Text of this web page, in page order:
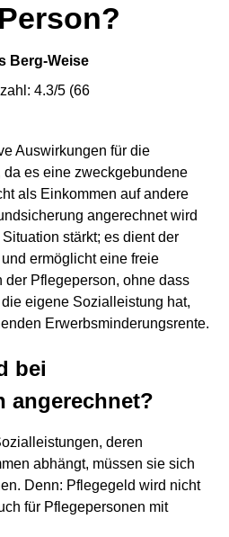
Berg-Weise
4.3/5 (66
Auswirkungen für die
es eine zweckgebundene
als Einkommen auf andere
angerechnet wird
stärkt; es dient der
ermöglicht eine freie
der Pflegeperson, ohne dass
eigene Sozialleistung hat,
Erwerbsminderungsrente.
bei
angerechnet?
deren
abhängt, müssen sie sich
Denn: Pflegegeld wird nicht
für Pflegepersonen mit